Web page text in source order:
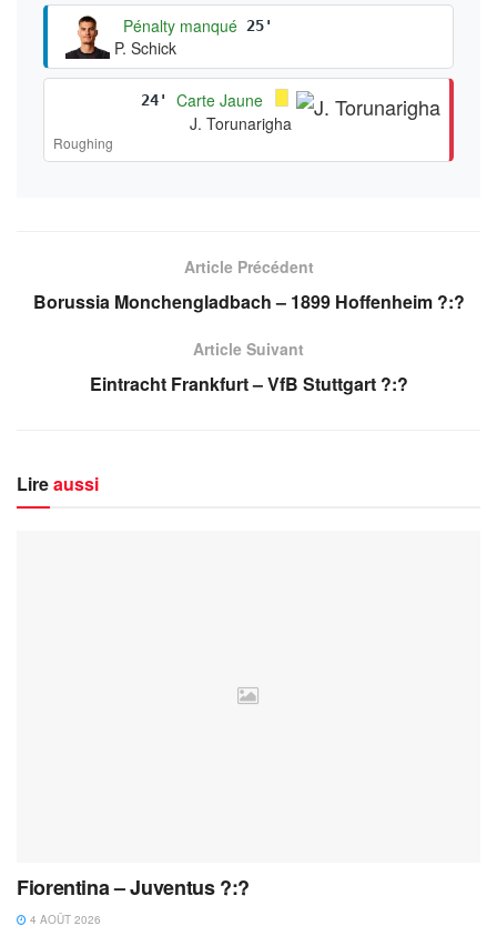
Pénalty manqué 25'
P. Schick
24'
Carte Jaune
J. Torunarigha
Roughing
Article Précédent
Borussia Monchengladbach – 1899 Hoffenheim ?:?
Article Suivant
Eintracht Frankfurt – VfB Stuttgart ?:?
Lireaussi
Fiorentina – Juventus ?:?
4 AOÛT 2026